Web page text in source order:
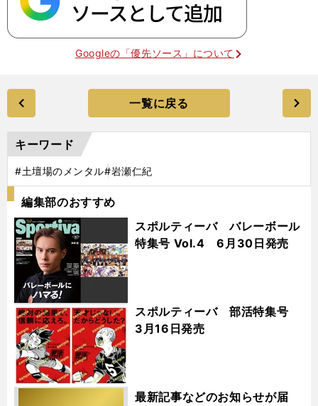
Googleの「優先ソース」について
一覧に戻る
キーワード
#土壇場のメンタル#岩瀬仁紀
編集部のおすすめ
スポルティーバ バレーボール
特集号 Vol.4 6月30日発売
スポルティーバ 部活特集号
3月16日発売
最新記事などのお知らせが届